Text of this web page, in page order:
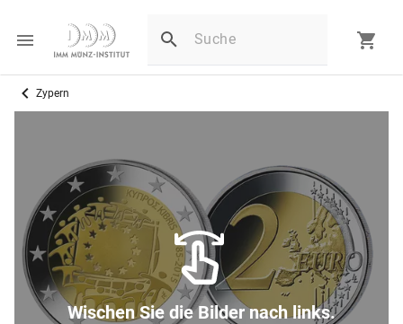
Zypern
Wischen Sie die Bilder nach links.